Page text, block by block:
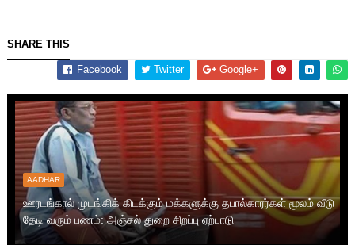
SHARE THIS
Facebook Twitter Google+
AADHAR
ஊரடங்கால் முடங்கிக் கிடக்கும் மக்களுக்கு தபால்காரர்கள் மூலம் வீடு
தேடி வரும் பணம்: அஞ்சல் துறை சிறப்பு ஏற்பாடு